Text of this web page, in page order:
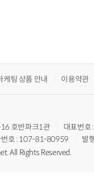
케팅 상품 안내 이용약관
호반파크1관
대표번
번호 : 107-81-80959
발
All Rights Reserved.